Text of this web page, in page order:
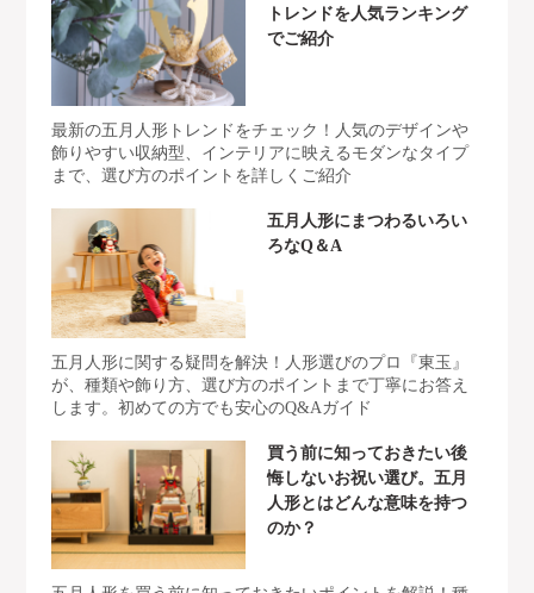
トレンドを人気ランキング
でご紹介
最新の五月人形トレンドをチェック！人気のデザインや
飾りやすい収納型、インテリアに映えるモダンなタイプ
まで、選び方のポイントを詳しくご紹介
五月人形にまつわるいろい
ろなQ＆A
五月人形に関する疑問を解決！人形選びのプロ『東玉』
が、種類や飾り方、選び方のポイントまで丁寧にお答え
します。初めての方でも安心のQ&Aガイド
買う前に知っておきたい後
悔しないお祝い選び。五月
人形とはどんな意味を持つ
のか？